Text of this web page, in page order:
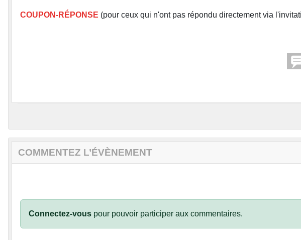
COUPON-RÉPONSE (pour ceux qui n'ont pas répondu directement via
COMMENTEZ L’ÉVÈNEMENT
Connectez-vous pour pouvoir participer aux commentaires.